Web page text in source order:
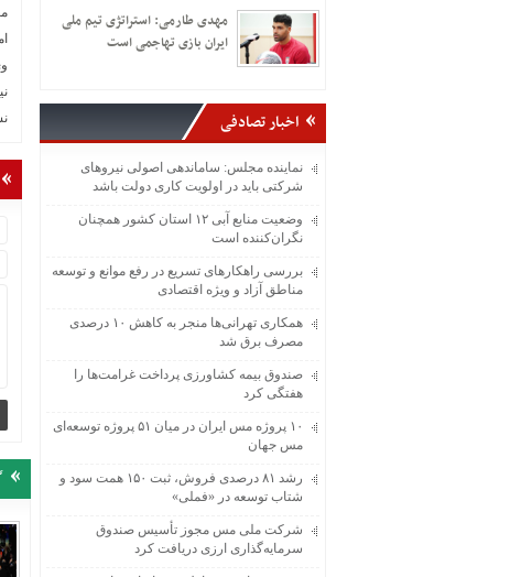
مهدی طارمی: استراتژی تیم ملی
ایران بازی تهاجمی است
اخبار تصادفی
نماینده مجلس: ساماندهی اصولی نیروهای
شرکتی باید در اولویت کاری دولت باشد
وضعیت منابع آبی ۱۲ استان کشور همچنان
نگران‌کننده است
بررسی راهکارهای تسریع در رفع موانع و توسعه
مناطق آزاد و ویژه اقتصادی
همکاری تهرانی‌ها منجر به کاهش ۱۰ درصدی
مصرف برق شد
صندوق بیمه کشاورزی پرداخت غرامت‌ها را
هفتگی کرد
۱۰ پروژه مس ایران در میان ۵۱ پروژه توسعه‌ای
مس جهان
رشد ۸۱ درصدی فروش، ثبت ۱۵۰ همت سود و
شتاب توسعه در «فملی»
شرکت ملی مس مجوز تأسیس صندوق
سرمایه‌گذاری ارزی دریافت کرد